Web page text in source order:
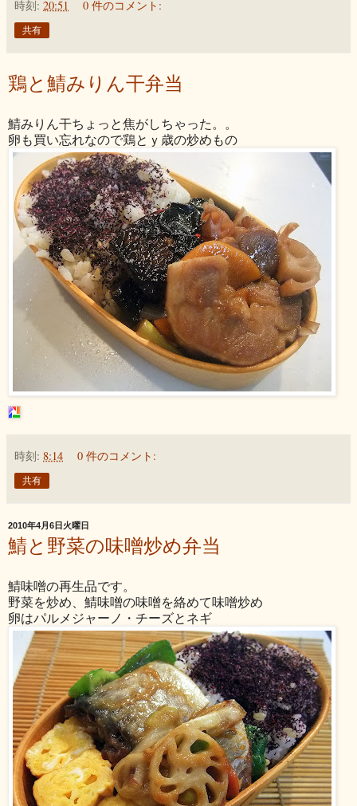
時刻: 20:51 0 件のコメント:
共有
鶏と鯖みりん干弁当
鯖みりん干ちょっと焦がしちゃった。。
卵も買い忘れなので鶏とｙ歳の炒めもの
時刻: 8:14 0 件のコメント:
共有
2010年4月6日火曜日
鯖と野菜の味噌炒め弁当
鯖味噌の再生品です。
野菜を炒め、鯖味噌の味噌を絡めて味噌炒め
卵はパルメジャーノ・チーズとネギ